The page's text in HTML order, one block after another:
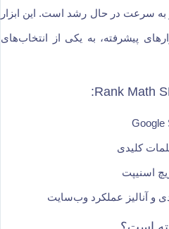
سرعت در حال رشد است. این ابزار
پیشرفته، به یکی از انتخاب‌های
کلیدی
و آنالیز عملکرد وب‌سایت